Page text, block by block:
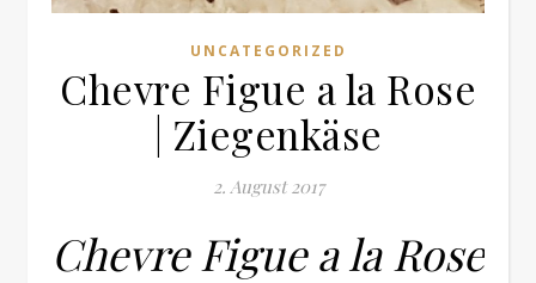
UNCATEGORIZED
Chevre Figue a la Rose
| Ziegenkäse
2. August 2017
Chevre Figue a la Rose